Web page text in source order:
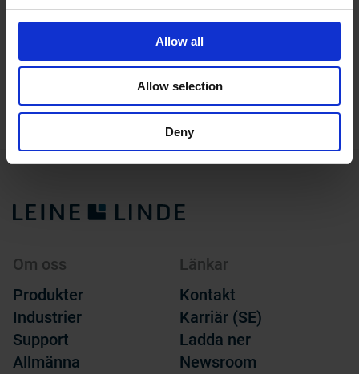
Allow all
Allow selection
Deny
Om oss
Produkter
Industrier
Support
Allmänna
Länkar
Kontakt
Karriär (SE)
Ladda ner
Newsroom